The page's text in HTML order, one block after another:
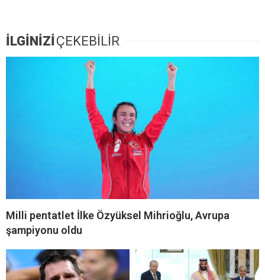
İLGİNİZİÇEKEBİLİR
Milli pentatlet İlke Özyüksel Mihrioğlu, Avrupa
şampiyonu oldu